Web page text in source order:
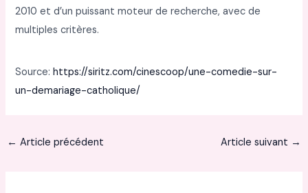
2010 et d’un puissant moteur de recherche, avec de
multiples critères.
Source:https://siritz.com/cinescoop/une-comedie-sur-
un-demariage-catholique/
← Article précédent Article suivant →